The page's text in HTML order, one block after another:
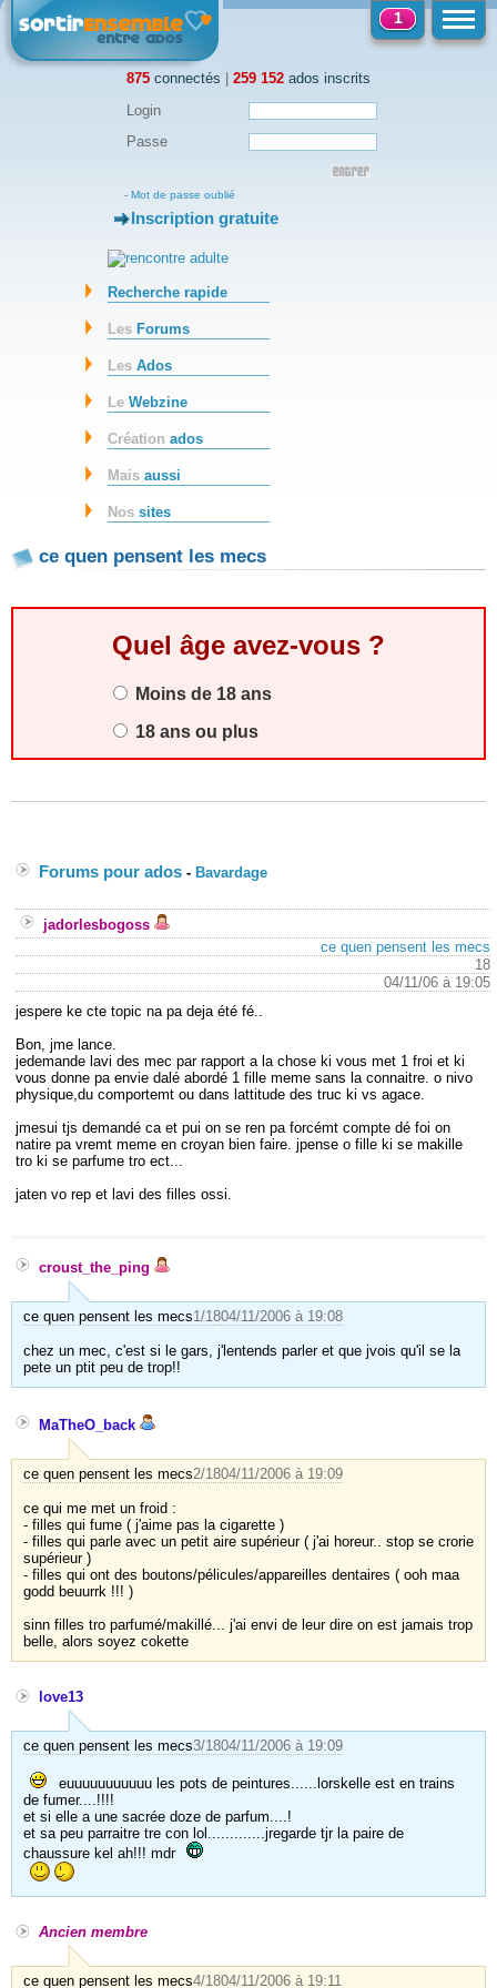
875 connectés | 259 152 ados inscrits
1
Login
Passe
- Mot de passe oublié
-Inscription gratuite
Recherche rapide
Les Forums
LesAdos
LeWebzine
Créationados
Maisaussi
Nossites
ce quen pensent les mecs
Quel âge avez-vous ?
Moins de 18 ans
18 ans ou plus
Forums pour ados - Bavardage
jadorlesbogoss
ce quen pensent les mecs
18
04/11/06 à 19:05
jespere ke cte topic na pa deja été fé..
Bon, jme lance.
jedemande lavi des mec par rapport a la chose ki vous met 1 froi et ki
vous donne pa envie dalé abordé 1 fille meme sans la connaitre. o nivo
physique,du comportemt ou dans lattitude des truc ki vs agace.
jmesui tjs demandé ca et pui on se ren pa forcémt compte dé foi on
natire pa vremt meme en croyan bien faire. jpense o fille ki se makille
tro ki se parfume tro ect...
jaten vo rep et lavi des filles ossi.
croust_the_ping
ce quen pensent les mecs1/1804/11/2006 à 19:08
chez un mec, c'est si le gars, j'lentends parler et que jvois qu'il se la
pete un ptit peu de trop!!
MaTheO_back
ce quen pensent les mecs2/1804/11/2006 à 19:09
ce qui me met un froid :
- filles qui fume ( j'aime pas la cigarette )
- filles qui parle avec un petit aire supérieur ( j'ai horeur.. stop se crorie
supérieur )
- filles qui ont des boutons/pélicules/appareilles dentaires ( ooh maa
godd beuurrk !!! )
sinn filles tro parfumé/makillé... j'ai envi de leur dire on est jamais trop
belle, alors soyez cokette
love13
ce quen pensent les mecs3/1804/11/2006 à 19:09
euuuuuuuuuuu les pots de peintures......lorskelle est en trains
de fumer....!!!!
et si elle a une sacrée doze de parfum....!
et sa peu parraitre tre con lol.............jregarde tjr la paire de
chaussure kel ah!!! mdr
Ancien membre
ce quen pensent les mecs4/1804/11/2006 à 19:11